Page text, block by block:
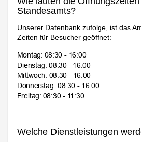
Standesamts?
Unserer Datenbank zufolge, ist das
Zeiten für Besucher geöffnet:
Welche Dienstleistungen